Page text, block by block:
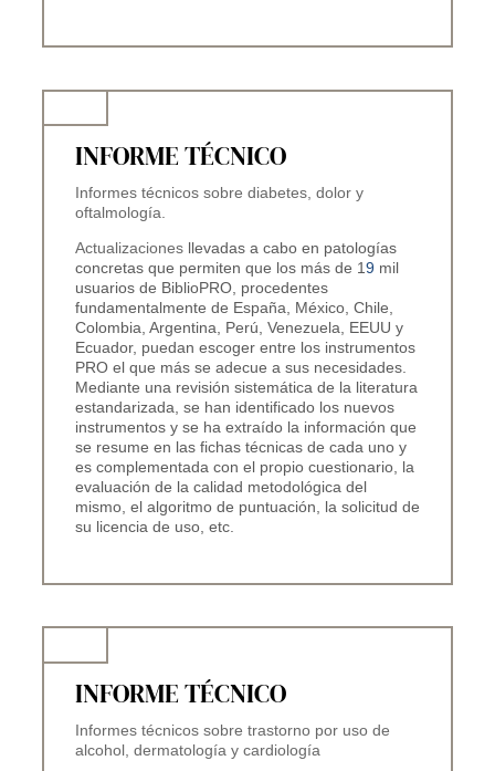
INFORME TÉCNICO
Informes técnicos sobre diabetes, dolor y
oftalmología.
Actualizacionesllevadas a cabo en patologías
concretas que permiten que los más de 19mil
usuarios de BiblioPRO, procedentes
fundamentalmente de España, México, Chile,
Colombia, Argentina, Perú, Venezuela, EEUU y
Ecuador, puedan escoger entre los instrumentos
PRO el que más se adecue a sus necesidades.
Mediante una revisión sistemática de la literatura
estandarizada, se han identificado los nuevos
instrumentos y se ha extraído la información que
se resume en las fichas técnicas de cada uno y
es complementada con el propio cuestionario, la
evaluación de la calidad metodológica del
mismo, el algoritmo de puntuación, la solicitud de
su licencia de uso, etc.
INFORME TÉCNICO
Informes técnicos sobre trastorno por uso de
alcohol, dermatología y cardiología